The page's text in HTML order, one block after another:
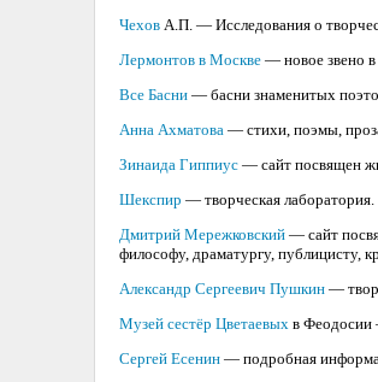
Чехов А.П. — Исследования о
Лермонтов в Москве — новое звено в
Все Басни — басни знаменитых
Анна Ахматова — стихи, поэмы,
Зинаида Гиппиус — сайт посвящен
Шекспир — творческая лаборатория.
Дмитрий Мережковский — сайт
философу, драматургу, публицисту,
Александр Сергеевич Пушкин —
Музей сестёр Цветаевых в Феодосии
Сергей Есенин — подробная